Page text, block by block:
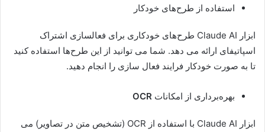
استفاده از طرح‌های خودکار
ابزار Claude AI طرح‌های خودکاری برای فعالسازی اشتراک
اسپاتیفای ارائه می دهد. شما می توانید از این طرح‌ها استفاده کنید
تا به صورت خودکار فرایند فعال سازی را انجام دهید.
بهره‌برداری از امکانات OCR
ابزار Claude AI با استفاده از OCR (تشخیص متن در تصاویر) می